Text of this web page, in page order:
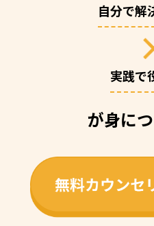
自分で解
実践で
が身に